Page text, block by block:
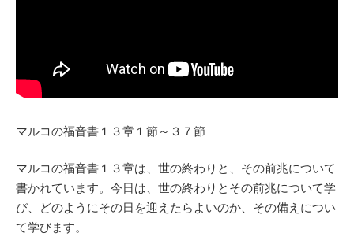
マルコの福音書１３章１節～３７節
マルコの福音書１３章は、世の終わりと、その前兆について
書かれています。今日は、世の終わりとその前兆について学
び、どのようにその日を迎えたらよいのか、その備えについ
て学びます。